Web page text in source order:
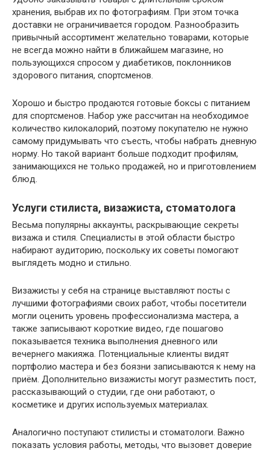
хранения, выбрав их по фотографиям. При этом точка
доставки не ограничивается городом. Разнообразить
привычный ассортимент желательно товарами, которые
не всегда можно найти в ближайшем магазине, но
пользующихся спросом у диабетиков, поклонников
здорового питания, спортсменов.
Хорошо и быстро продаются готовые боксы с питанием
для спортсменов. Набор уже рассчитан на необходимое
количество килокалорий, поэтому покупателю не нужно
самому придумывать что съесть, чтобы набрать дневную
норму. Но такой вариант больше подходит профилям,
занимающихся не только продажей, но и приготовлением
блюд.
Услуги стилиста, визажиста, стоматолога
Весьма популярны аккаунты, раскрывающие секреты
визажа и стиля. Специалисты в этой области быстро
набирают аудиторию, поскольку их советы помогают
выглядеть модно и стильно.
Визажисты у себя на странице выставляют посты с
лучшими фотографиями своих работ, чтобы посетители
могли оценить уровень профессионализма мастера, а
также записывают короткие видео, где пошагово
показывается техника выполнения дневного или
вечернего макияжа. Потенциальные клиенты видят
портфолио мастера и без боязни записываются к нему на
приём. Дополнительно визажисты могут разместить пост,
рассказывающий о студии, где они работают, о
косметике и других используемых материалах.
Аналогично поступают стилисты и стоматологи. Важно
показать условия работы, методы, что вызовет доверие